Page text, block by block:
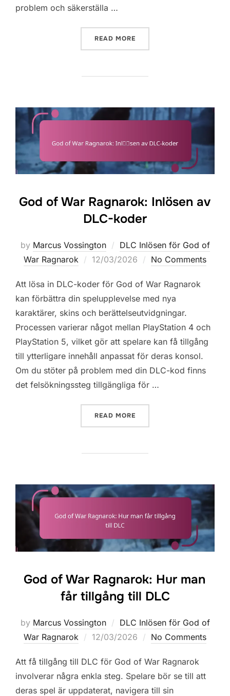
problem och säkerställa …
READ MORE
God of War Ragnarok: Inlösen av
DLC-koder
by Marcus Vossington
DLC Inlösen för God of
War Ragnarok
Posted
12/03/2026 No Comments
Att lösa in DLC-koder för God of War Ragnarok
kan förbättra din spelupplevelse med nya
karaktärer, skins och berättelseutvidgningar.
Processen varierar något mellan PlayStation 4 och
PlayStation 5, vilket gör att spelare kan få tillgång
till ytterligare innehåll anpassat för deras konsol.
Om du stöter på problem med din DLC-kod finns
det felsökningssteg tillgängliga för …
READ MORE
God of War Ragnarok: Hur man
får tillgång till DLC
by Marcus Vossington
DLC Inlösen för God of
War Ragnarok
Posted
12/03/2026 No Comments
Att få tillgång till DLC för God of War Ragnarok
involverar några enkla steg. Spelare bör se till att
deras spel är uppdaterat, navigera till sin